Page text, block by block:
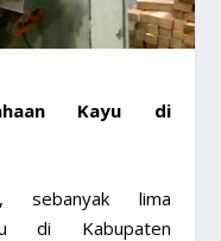
Kayu di
sebanyak lima
di Kabupaten